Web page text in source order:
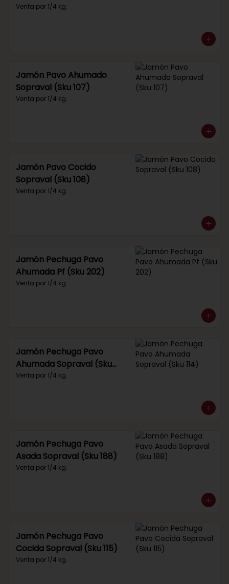
Venta por 1/4 kg.
Jamón Pavo Ahumado
Sopraval (Sku 107)
Venta por 1/4 kg.
Jamón Pavo Cocido
Sopraval (Sku 108)
Venta por 1/4 kg.
Jamón Pechuga Pavo
Ahumada Pf (Sku 202)
Venta por 1/4 kg.
Jamón Pechuga Pavo
Ahumada Sopraval (Sku
114)
Venta por 1/4 kg.
Jamón Pechuga Pavo
Asada Sopraval (Sku 188)
Venta por 1/4 kg.
Jamón Pechuga Pavo
Cocida Sopraval (Sku 115)
Venta por 1/4 kg.